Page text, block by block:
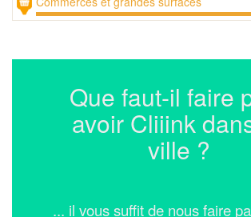
Que faut-il faire
avoir Cliiink
ville ?
... il vous suffit de nous faire